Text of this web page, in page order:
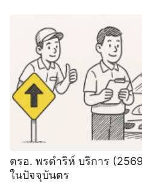
ตรอ. พรดำริห์ บริการ
ในปัจจุบันตร